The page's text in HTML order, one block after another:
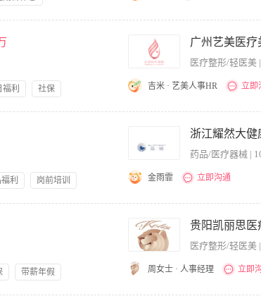
： 1、有医疗基础知识和医院临床工作经验，年龄在35-45之间；
利
社保
医疗整形/轻医美
吉米 · 艺美人事HR 立即
专以上学历，具备美容外科主诊职称。 2、两年以上皮肤美容或微
及沟通能力，具备良好的职业操守。 薪资标准：1.5万-3万+（加提
带薪年假，以N+1方式递增； 4、吃喝玩乐拿礼物的生日会； 5、有
满两年+600/月、满三年+900/月 以此递增。 7、公司出资支持不定
利
岗前培训
药品/医疗器械 |
金雨霏 立即沟通
。 任职要求： 1.优秀的职业素养和道德操守，强烈的事业心和责
用基本办公软件 3.10年以上同行同岗工作经验，无不良从业记录 4.
带薪年假
贵阳凯丽思医
医疗整形/轻医美
周女士 · 人事经理 立即